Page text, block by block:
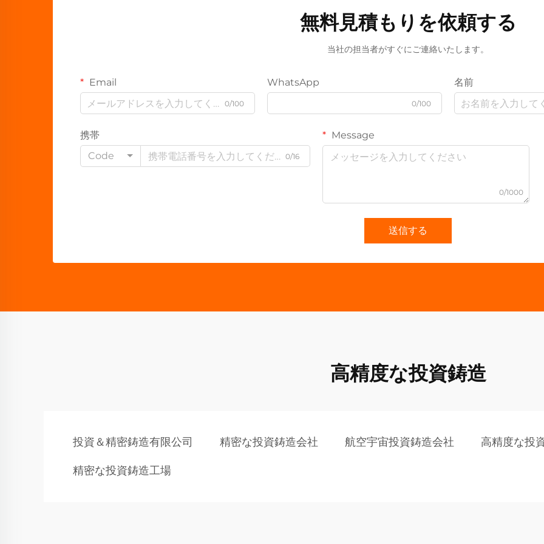
無料見積もりを依頼する
当社の担当者がすぐにご連絡いたします。
Email
0/100
WhatsApp
0/100
名前
携帯
Code
0/16
Message
0/1000
送信する
高精度な投資鋳造
投資＆精密鋳造有限公司 精密な投資鋳造会社 航空宇宙投資鋳造会社 高精度な投
精密な投資鋳造工場